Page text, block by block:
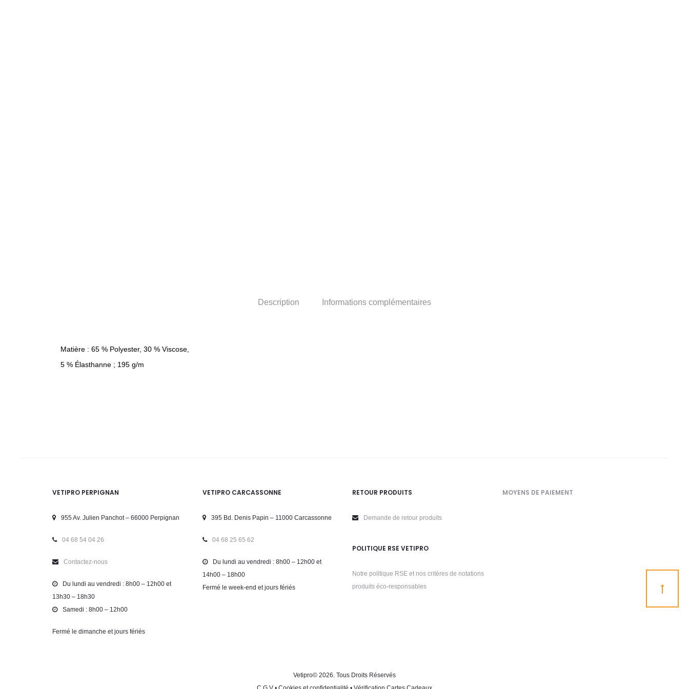
Description Informations complémentaires
Matière : 65 % Polyester, 30 % Viscose,
5 % Élasthanne ; 195 g/m
VETIPRO PERPIGNAN
955 Av. Julien Panchot – 66000 Perpignan
04 68 54 04 26
Contactez-nous
Du lundi au vendredi : 8h00 – 12h00 et
13h30 – 18h30
Samedi : 8h00 – 12h00
Fermé le dimanche et jours fériés
VETIPRO CARCASSONNE
395 Bd. Denis Papin – 11000 Carcassonne
04 68 25 65 62
Du lundi au vendredi : 8h00 – 12h00 et
14h00 – 18h00
Fermé le week-end et jours fériés
RETOUR PRODUITS
Demande de retour produits
POLITIQUE RSE VETIPRO
Notre politique RSE et nos critères de notations
produits éco-responsables
MOYENS DE PAIEMENT
Vetipro© 2026. Tous Droits Réservés